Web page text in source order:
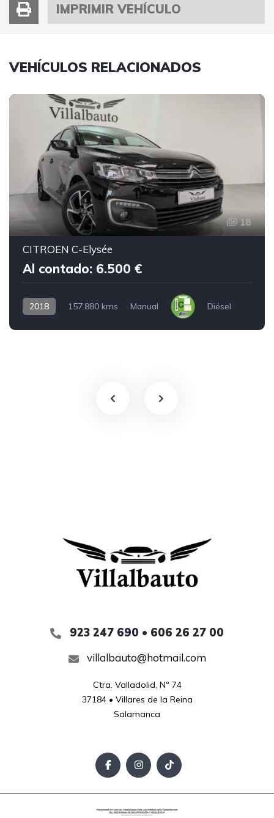
IMPRIMIR VEHÍCULO
VEHÍCULOS RELACIONADOS
18
CITROEN C-Elysée
Al contado: 6.500 €
2018 157.880 kms Manual Diésel
923 247 690 • 606 26 27 00
villalbauto@hotmail.com
Ctra. Valladolid, Nº 74
37184 • Villares de la Reina
Salamanca